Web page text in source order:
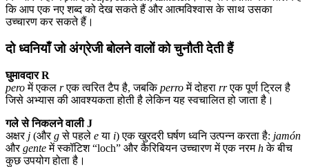
कि आप एक नए शब्द को देख सकते हैं और आत्मविश्वास के साथ उसका
उच्चारण कर सकते हैं।
दो ध्वनियाँ जो अंग्रेजी बोलने वालों को चुनौती देती हैं
घुमावदार R
peroमें एकल rएक त्वरित टैप है, जबकिperroमें दोहरा rrएक पूर्ण ट्रिल है
जिसे अभ्यास की आवश्यकता होती है लेकिन यह स्वचालित हो जाता है।
गले से निकलने वाली J
अक्षर j (औरgसे पहले eया i) एक खुरदरी घर्षण ध्वनि उत्पन्न करता है: jamón
औरgenteमें स्कॉटिश “loch” और कैरिबियन उच्चारण में एक नरमhके बीच
कुछ उपयोग होता है।